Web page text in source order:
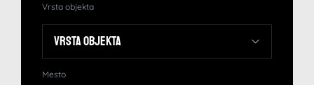
Vrsta objekta
Mesto